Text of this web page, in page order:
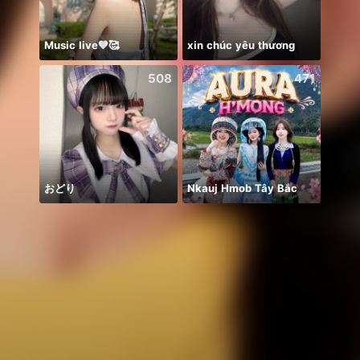
Music live💙🥰 xin chúc yêu thương
508
おどり
471
Nkauj Hmob Tây Bắc